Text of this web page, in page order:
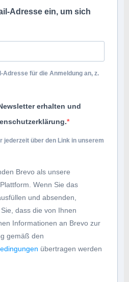
Adresse ein, um sich
Adresse für die Anmeldung an, z.
erhalten und
jederzeit über den Link in unserem
Brevo als unsere
Wenn Sie das
und absenden,
dass die von Ihnen
Informationen an Brevo zur
gemäß den
übertragen werden